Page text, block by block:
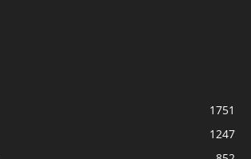
1751
1247